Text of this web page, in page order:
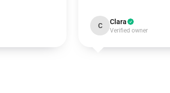
C Clara
Verified owner